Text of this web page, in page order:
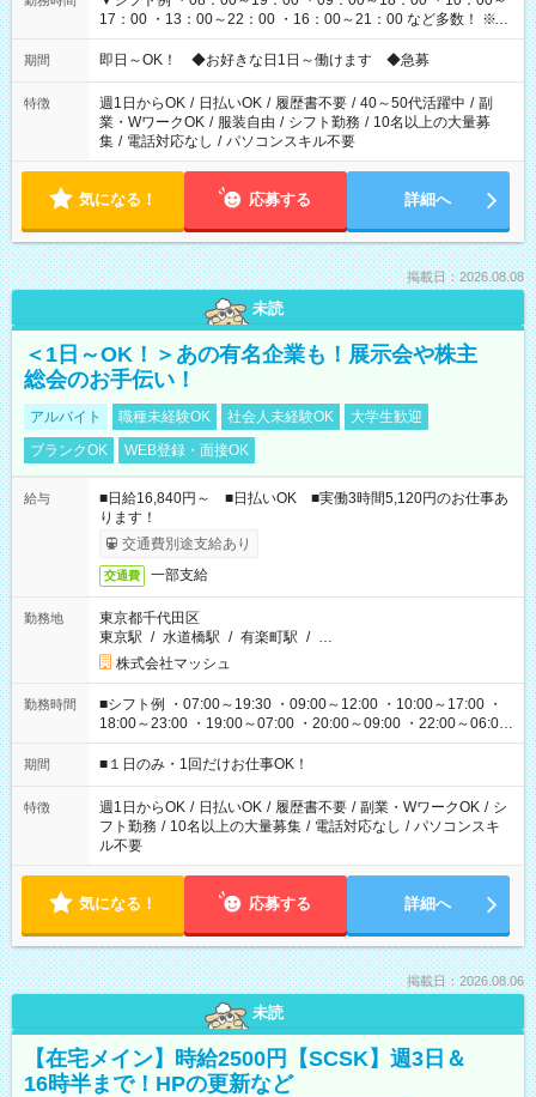
17：00 ・13：00～22：00 ・16：00～21：00 など多数！ ※お
仕事により勤務時間が異なります
期間 即日～OK！ ◆お好きな日1日～働けます ◆急募
特徴 週1日からOK / 日払いOK / 履歴書不要 / 40～50代活躍中 / 副
業・WワークOK / 服装自由 / シフト勤務 / 10名以上の大量募
集 / 電話対応なし / パソコンスキル不要
気になる！ 応募する 詳細へ
掲載日：2026.08.08
未読
＜1日～OK！＞あの有名企業も！展示会や株主
総会のお手伝い！
アルバイト 職種未経験OK 社会人未経験OK
大学生歓迎
ブランクOK
WEB登録・面接OK
給与
■日給16,840円～ ■日払いOK ■実働3時間5,120円のお仕事あ
ります！
交通費別途支給あり
交通費 一部支給
勤務地
東京都千代田区
東京駅 / 水道橋駅 / 有楽町駅 / …
株式会社マッシュ
勤務時間
■シフト例 ・07:00～19:30 ・09:00～12:00 ・10:00～17:00 ・
18:00～23:00 ・19:00～07:00 ・20:00～09:00 ・22:00～06:00
etc ★最短で3時間で5,120円のお仕事から 15時間で2万円近く稼
げるお仕事も！ ご希望のお時間に合わせてご紹介！ ※シフトは
ください！
期間 ■１日のみ・1回だけお仕事OK！
特徴 週1日からOK / 日払いOK / 履歴書不要 / 副業・WワークOK / シ
フト勤務 / 10名以上の大量募集 / 電話対応なし / パソコンスキ
ル不要
気になる！ 応募する 詳細へ
掲載日：2026.08.06
未読
【在宅メイン】時給2500円【SCSK】週3日＆
16時半まで！HPの更新など